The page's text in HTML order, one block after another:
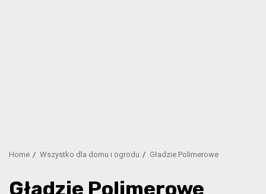
Home Wszystko dla domu i ogrodu Gładzie Polimerowe
Gładzie Polimerowe